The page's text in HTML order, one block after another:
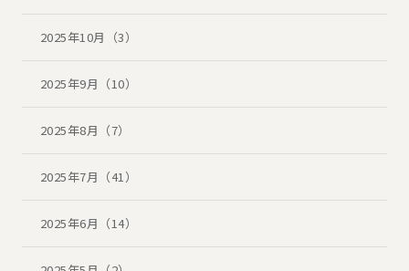
2025年10月（3）
2025年9月（10）
2025年8月（7）
2025年7月（41）
2025年6月（14）